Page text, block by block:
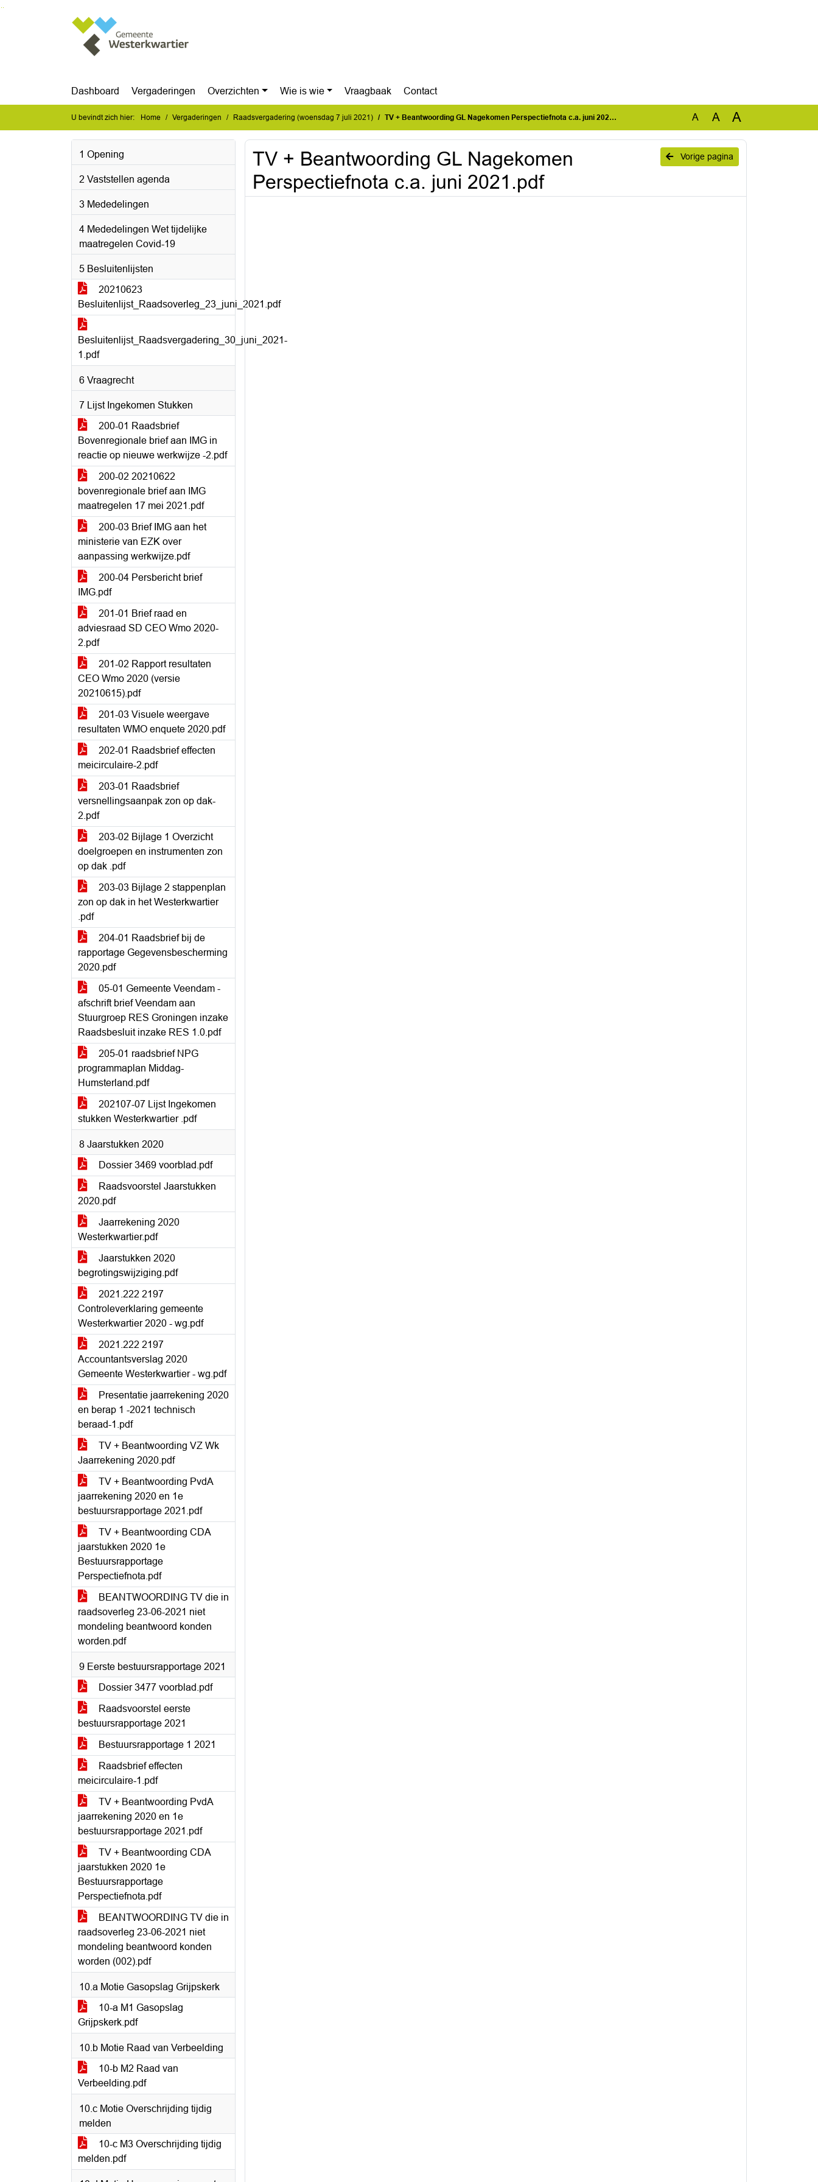
Dashboard Vergaderingen Overzichten Wie is wie Vraagbaak Contact
U bevindt zich hier: Home Vergaderingen Raadsvergadering (woensdag 7 juli 2021) TV + Beantwoording GL Nagekomen Perspectiefnota c.a. juni 2021.pdf A A A
1 Opening
2 Vaststellen agenda
3 Mededelingen
4 Mededelingen Wet tijdelijke
maatregelen Covid-19
5 Besluitenlijsten
20210623
Besluitenlijst_Raadsoverleg_23_juni_2021.pdf
Besluitenlijst_Raadsvergadering_30_juni_2021-
1.pdf
6 Vraagrecht
7 Lijst Ingekomen Stukken
200-01 Raadsbrief
Bovenregionale brief aan IMG in
reactie op nieuwe werkwijze -2.pdf
200-02 20210622
bovenregionale brief aan IMG
maatregelen 17 mei 2021.pdf
200-03 Brief IMG aan het
ministerie van EZK over
aanpassing werkwijze.pdf
200-04 Persbericht brief
IMG.pdf
201-01 Brief raad en
adviesraad SD CEO Wmo 2020-
2.pdf
201-02 Rapport resultaten
CEO Wmo 2020 (versie
20210615).pdf
201-03 Visuele weergave
resultaten WMO enquete 2020.pdf
202-01 Raadsbrief effecten
meicirculaire-2.pdf
203-01 Raadsbrief
versnellingsaanpak zon op dak-
2.pdf
203-02 Bijlage 1 Overzicht
doelgroepen en instrumenten zon
op dak .pdf
203-03 Bijlage 2 stappenplan
zon op dak in het Westerkwartier
.pdf
204-01 Raadsbrief bij de
rapportage Gegevensbescherming
2020.pdf
05-01 Gemeente Veendam -
afschrift brief Veendam aan
Stuurgroep RES Groningen inzake
Raadsbesluit inzake RES 1.0.pdf
205-01 raadsbrief NPG
programmaplan Middag-
Humsterland.pdf
202107-07 Lijst Ingekomen
stukken Westerkwartier .pdf
8 Jaarstukken 2020
Dossier 3469 voorblad.pdf
Raadsvoorstel Jaarstukken
2020.pdf
Jaarrekening 2020
Westerkwartier.pdf
Jaarstukken 2020
begrotingswijziging.pdf
2021.222 2197
Controleverklaring gemeente
Westerkwartier 2020 - wg.pdf
2021.222 2197
Accountantsverslag 2020
Gemeente Westerkwartier - wg.pdf
Presentatie jaarrekening 2020
en berap 1 -2021 technisch
beraad-1.pdf
TV + Beantwoording VZ Wk
Jaarrekening 2020.pdf
TV + Beantwoording PvdA
jaarrekening 2020 en 1e
bestuursrapportage 2021.pdf
TV + Beantwoording CDA
jaarstukken 2020 1e
Bestuursrapportage
Perspectiefnota.pdf
BEANTWOORDING TV die in
raadsoverleg 23-06-2021 niet
mondeling beantwoord konden
worden.pdf
9 Eerste bestuursrapportage 2021
Dossier 3477 voorblad.pdf
Raadsvoorstel eerste
bestuursrapportage 2021
Bestuursrapportage 1 2021
Raadsbrief effecten
meicirculaire-1.pdf
TV + Beantwoording PvdA
jaarrekening 2020 en 1e
bestuursrapportage 2021.pdf
TV + Beantwoording CDA
jaarstukken 2020 1e
Bestuursrapportage
Perspectiefnota.pdf
BEANTWOORDING TV die in
raadsoverleg 23-06-2021 niet
mondeling beantwoord konden
worden (002).pdf
10.a Motie Gasopslag Grijpskerk
10-a M1 Gasopslag
Grijpskerk.pdf
10.b Motie Raad van Verbeelding
10-b M2 Raad van
Verbeelding.pdf
10.c Motie Overschrijding tijdig
melden
10-c M3 Overschrijding tijdig
melden.pdf
Vorige pagina
TV + Beantwoording GL Nagekomen
Perspectiefnota c.a. juni 2021.pdf